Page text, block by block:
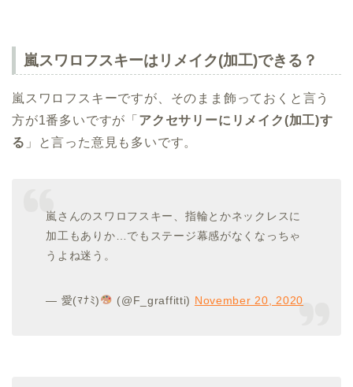
嵐スワロフスキーはリメイク(加工)できる？
嵐スワロフスキーですが、そのまま飾っておくと言う
方が1番多いですが「 アクセサリーにリメイク(加工)す
る 」と言った意見も多いです。
嵐さんのスワロフスキー、指輪とかネックレスに
加工もありか…でもステージ幕感がなくなっちゃ
うよね迷う。
— 愛(ﾏﾅﾐ) (@F_graffitti) November 20, 2020